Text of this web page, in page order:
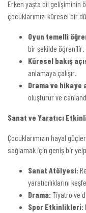
Erken yaşta dil gelişiminin
çocuklarımızı küresel bir
Oyun temelli
bir şekilde öğrenilir.
Küresel bakış
anlamaya çalışır.
Drama ve hikaye
oluşturur ve
Sanat ve Yaratıcı
Çocuklarımızın hayal
sağlamak için geniş bir
Sanat Atölyesi:
yaratıcılıklarını
Drama: Tiyatro ve
Spor Etkinlikleri: